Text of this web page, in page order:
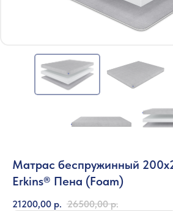
Матрас беспружинный
Erkins® Пена (Foam)
21200,00 р. 26500,00 р.